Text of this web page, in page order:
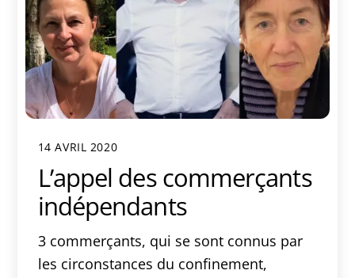
14 AVRIL 2020
L’appel des commerçants
indépendants
3 commerçants, qui se sont connus par
les circonstances du confinement,